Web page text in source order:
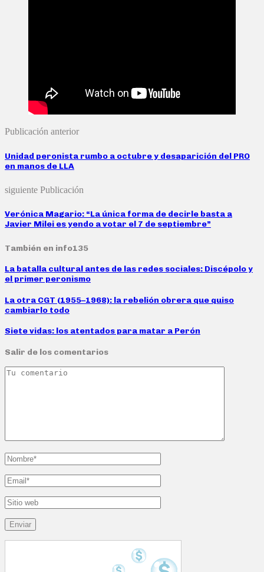
Publicación anterior
Unidad peronista rumbo a octubre y desaparición del PRO
en manos de LLA
siguiente Publicación
Verónica Magario: “La única forma de decirle basta a
Javier Milei es yendo a votar el 7 de septiembre”
También en info135
La batalla cultural antes de las redes sociales: Discépolo y
el primer peronismo
La otra CGT (1955–1968): la rebelión obrera que quiso
cambiarlo todo
Siete vidas: los atentados para matar a Perón
Salir de los comentarios